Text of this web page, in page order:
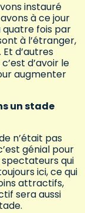
instauré
à ce jour
quatre fois par
à l’étranger,
d’autres
d’avoir le
augmenter
un stade
n’était pas
génial pour
qui
ici, ce qui
attractifs,
sera aussi